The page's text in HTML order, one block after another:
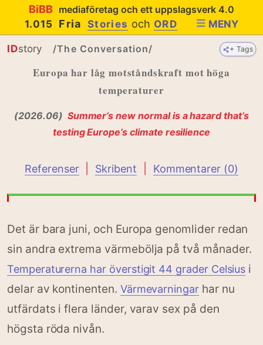
BiBB mediaföretag och ett uppslagsverk 4.0
1.015
FriaStories och ORD MENY
+ Tags
IDstory /The Conversation/
Europa har låg motståndskraft mot höga
temperaturer
(2026.06) Summer’s new normal is a hazard that’s
testing Europe’s climate resilience
Referenser Skribent Kommentarer (0)
Det är bara juni, och Europa genomlider redan
sin andra extrema värmebölja på två månader.
Temperaturerna har överstigit 44 grader Celsius i
delar av kontinenten. Värmevarningarhar nu
utfärdats i flera länder, varav sex på den
högsta röda nivån.
+ Tags